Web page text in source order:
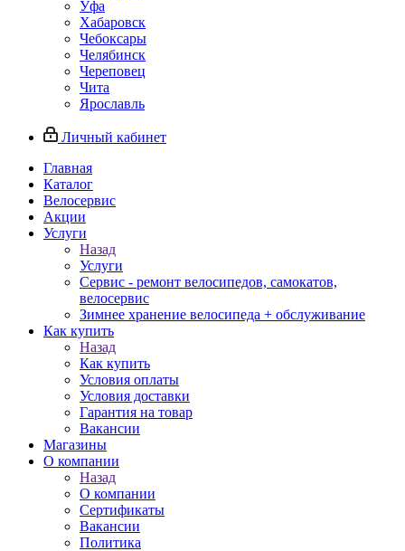
Уфа
Хабаровск
Чебоксары
Челябинск
Череповец
Чита
Ярославль
Личный кабинет
Главная
Каталог
Велосервис
Акции
Услуги
Назад
Услуги
Сервис - ремонт велосипедов, самокатов,
велосервис
Зимнее хранение велосипеда + обслуживание
Как купить
Назад
Как купить
Условия оплаты
Условия доставки
Гарантия на товар
Вакансии
Магазины
О компании
Назад
О компании
Сертификаты
Вакансии
Политика